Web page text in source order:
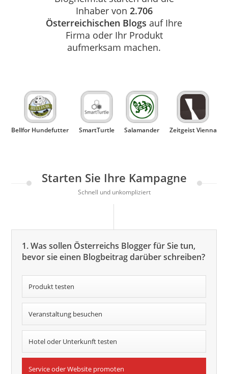
Inhaber von 2.706
Österreichischen Blogs auf Ihre
Firma oder Ihr Produkt
aufmerksam machen.
Bellfor Hundefutter SmartTurtle Salamander Zeitgeist Vienna
Starten Sie Ihre Kampagne
Schnell und unkompliziert
1. Was sollen Österreichs Blogger für Sie tun,
bevor sie einen Blogbeitrag darüber schreiben?
Produkt testen
Veranstaltung besuchen
Hotel oder Unterkunft testen
Service oder Website promoten